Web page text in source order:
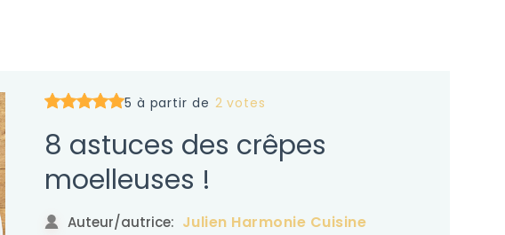
5 à partir de 2 votes
8 astuces des crêpes
moelleuses !
Auteur/autrice: Julien Harmonie Cuisine